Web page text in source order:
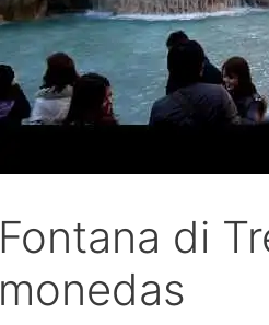
Fontana di
monedas